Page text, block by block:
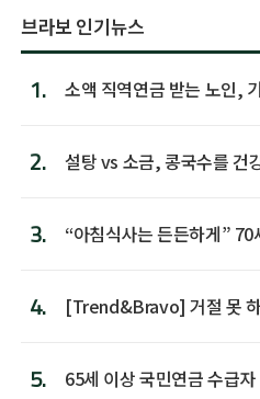
브라보 인기뉴스
1.
소액 직역연금 받는 노인,
2. 설탕 vs 소금, 콩국수를 건
3.
“아침식사는 든든하게”
4.
[Trend&Bravo] 거절 못
5. 65세 이상 국민연금 수급